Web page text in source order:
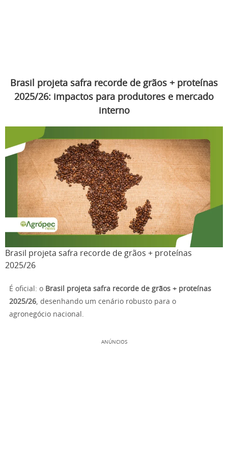
Brasil projeta safra recorde de grãos + proteínas
2025/26: impactos para produtores e mercado
interno
Brasil projeta safra recorde de grãos + proteínas
2025/26
É oficial: o Brasil projeta safra recorde de grãos + proteínas
2025/26, desenhando um cenário robusto para o
agronegócio nacional.
ANÚNCIOS